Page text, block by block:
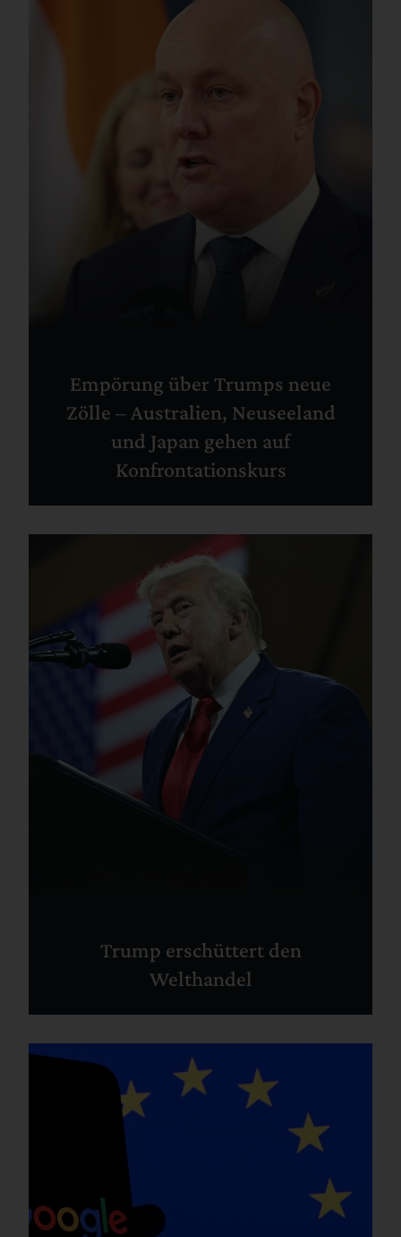
Empörung über Trumps neue
Zölle – Australien, Neuseeland
und Japan gehen auf
Konfrontationskurs
Trump erschüttert den
Welthandel